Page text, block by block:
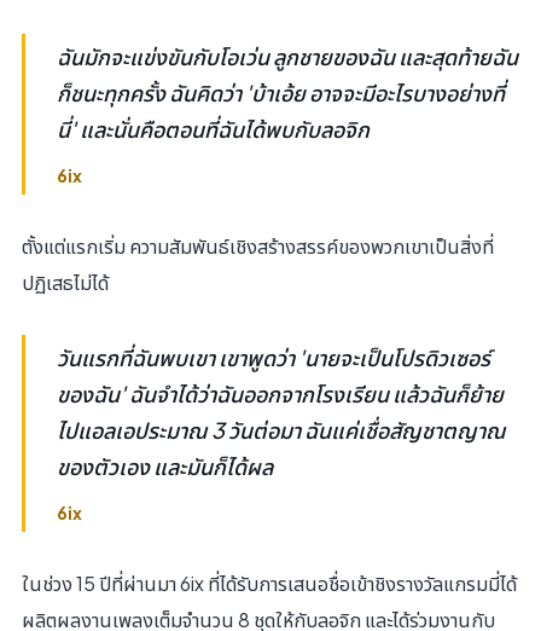
ฉันมักจะแข่งขันกับโอเว่น ลูกชายของฉัน และสุดท้ายฉัน
ก็ชนะทุกครั้ง ฉันคิดว่า 'บ้าเอ้ย อาจจะมีอะไรบางอย่างที่
นี่' และนั่นคือตอนที่ฉันได้พบกับลอจิก
6ix
ตั้งแต่แรกเริ่ม ความสัมพันธ์เชิงสร้างสรรค์ของพวกเขาเป็นสิ่งที่
ปฏิเสธไม่ได้
วันแรกที่ฉันพบเขา เขาพูดว่า 'นายจะเป็นโปรดิวเซอร์
ของฉัน' ฉันจำได้ว่าฉันออกจากโรงเรียน แล้วฉันก็ย้าย
ไปแอลเอประมาณ 3 วันต่อมา ฉันแค่เชื่อสัญชาตญาณ
ของตัวเอง และมันก็ได้ผล
6ix
ในช่วง 15 ปีที่ผ่านมา 6ix ที่ได้รับการเสนอชื่อเข้าชิงรางวัลแกรมมี่ได้
ผลิตผลงานเพลงเต็มจำนวน 8 ชุดให้กับลอจิก และได้ร่วมงานกับ